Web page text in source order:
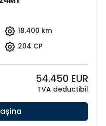
18.400 km
204 CP
54.450 EUR
TVA deductibil